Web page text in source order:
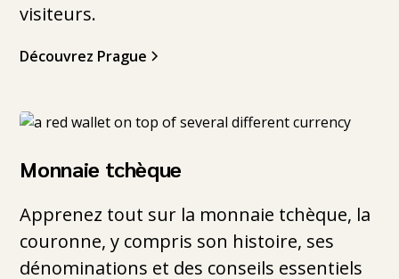
visiteurs.
Découvrez Prague
Monnaie tchèque
Apprenez tout sur la monnaie tchèque, la
couronne, y compris son histoire, ses
dénominations et des conseils essentiels